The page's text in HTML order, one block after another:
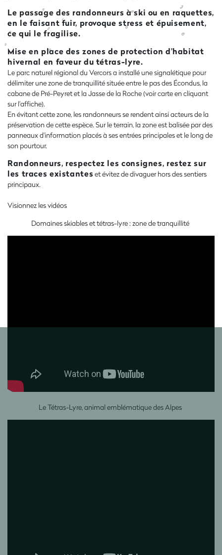
Le passage des randonneurs à ski ou en raquettes,
en le faisant fuir, provoque stress et épuisement,
ce qui le fragilise.
Mise en place des zones de protection d’habitat
hivernal en faveur du tétras-lyre.
Le parc naturel régional du Vercors a installé une signalétique pour
délimiter une zone de tranquillité située entre le pas des Écondus, la
cabane de Pré-Peyret et la Jasse de la Roche (voir carte en cliquant
sur l'affiche).
En évitant cette zone, les randonneurs se rendent ainsi acteurs de la
préservation de cette espèce. Sur le terrain, la zone est balisée par des
panneaux d'information placés à ses entrées principales et le long de
son pourtour.
Randonneurs, respectez les consignes, restez sur
les traces existantes et évitez de divaguer hors des sentiers
principaux.
Visionnez les vidéos
Domaines skiables et tétras-lyre : zone de tranquillité
Le Tétras-Lyre, animal emblématique des Alpes